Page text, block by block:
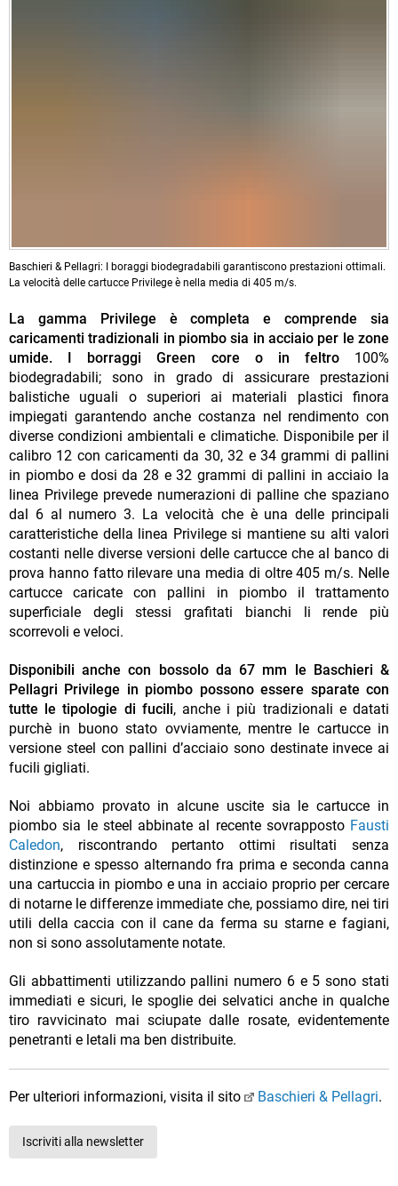
Baschieri & Pellagri: I boraggi biodegradabili garantiscono prestazioni ottimali.
La velocità delle cartucce Privilege è nella media di 405 m/s.
La gamma Privilege è completa e comprende sia
caricamenti tradizionali in piombo sia in acciaio per le zone
umide. I borraggi Green core o in feltro 100%
biodegradabili; sono in grado di assicurare prestazioni
balistiche uguali o superiori ai materiali plastici finora
impiegati garantendo anche costanza nel rendimento con
diverse condizioni ambientali e climatiche. Disponibile per il
calibro 12 con caricamenti da 30, 32 e 34 grammi di pallini
in piombo e dosi da 28 e 32 grammi di pallini in acciaio la
linea Privilege prevede numerazioni di palline che spaziano
dal 6 al numero 3. La velocità che è una delle principali
caratteristiche della linea Privilege si mantiene su alti valori
costanti nelle diverse versioni delle cartucce che al banco di
prova hanno fatto rilevare una media di oltre 405 m/s. Nelle
cartucce caricate con pallini in piombo il trattamento
superficiale degli stessi grafitati bianchi li rende più
scorrevoli e veloci.
Disponibili anche con bossolo da 67 mm le Baschieri &
Pellagri Privilege in piombo possono essere sparate con
tutte le tipologie di fucili, anche i più tradizionali e datati
purchè in buono stato ovviamente, mentre le cartucce in
versione steel con pallini d’acciaio sono destinate invece ai
fucili gigliati.
Noi abbiamo provato in alcune uscite sia le cartucce in
piombo sia le steel abbinate al recente sovrapposto Fausti
Caledon, riscontrando pertanto ottimi risultati senza
distinzione e spesso alternando fra prima e seconda canna
una cartuccia in piombo e una in acciaio proprio per cercare
di notarne le differenze immediate che, possiamo dire, nei tiri
utili della caccia con il cane da ferma su starne e fagiani,
non si sono assolutamente notate.
Gli abbattimenti utilizzando pallini numero 6 e 5 sono stati
immediati e sicuri, le spoglie dei selvatici anche in qualche
tiro ravvicinato mai sciupate dalle rosate, evidentemente
penetranti e letali ma ben distribuite.
Per ulteriori informazioni, visita il sito Baschieri & Pellagri.
Iscriviti alla newsletter